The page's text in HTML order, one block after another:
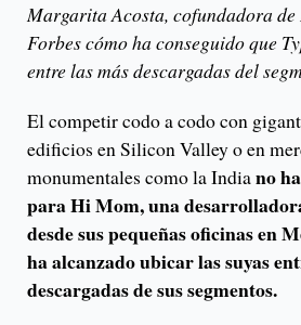
Margarita Acosta, cofundadora
Forbes cómo ha conseguido que
entre las más descargadas del
El competir codo a codo con
edificios en Silicon Valley o en
monumentales como la Indiano
para Hi Mom, una
desde sus pequeñas oficinas en
ha alcanzado ubicar las suyas
descargadas de sus segmentos.